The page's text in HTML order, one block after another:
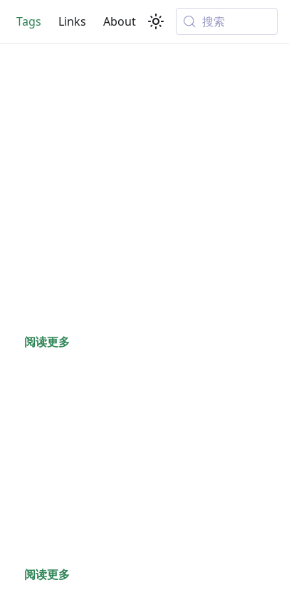
Tags Links About 搜索
阅读更多
阅读更多